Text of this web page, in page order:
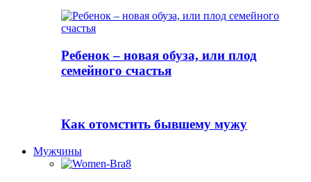
Ребенок – новая обуза, или плод
семейного счастья
Как отомстить бывшему мужу
Мужчины